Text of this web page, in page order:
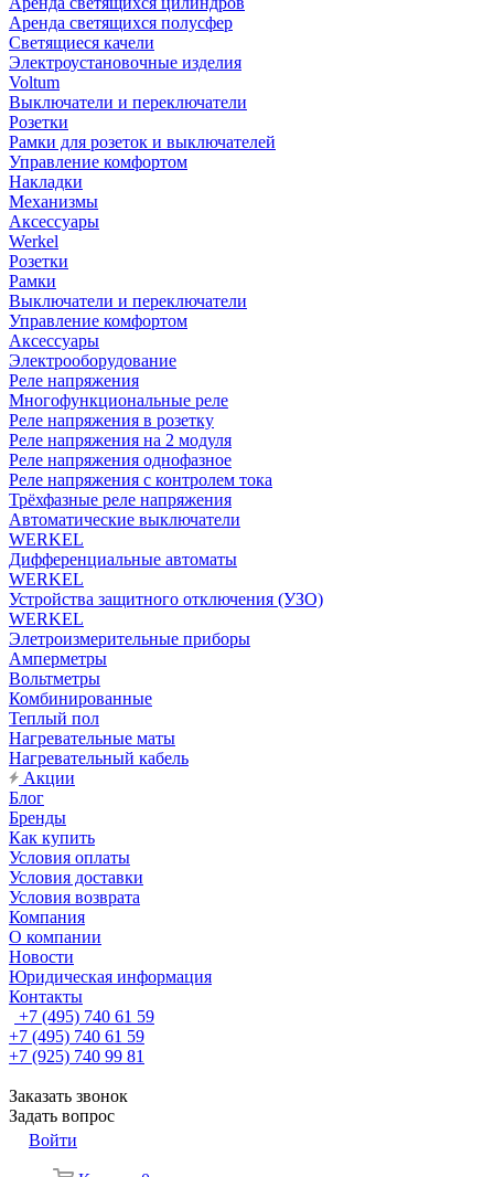
Аренда светящихся полусфер
Светящиеся качели
Электроустановочные изделия
Voltum
Выключатели и переключатели
Розетки
Рамки для розеток и выключателей
Управление комфортом
Накладки
Механизмы
Аксессуары
Werkel
Розетки
Рамки
Выключатели и переключатели
Управление комфортом
Аксессуары
Электрооборудование
Реле напряжения
Многофункциональные реле
Реле напряжения в розетку
Реле напряжения на 2 модуля
Реле напряжения однофазное
Реле напряжения с контролем тока
Трёхфазные реле напряжения
Автоматические выключатели
WERKEL
Дифференциальные автоматы
WERKEL
Устройства защитного отключения (УЗО)
WERKEL
Элетроизмерительные приборы
Амперметры
Вольтметры
Комбинированные
Теплый пол
Нагревательные маты
Нагревательный кабель
Акции
Блог
Бренды
Как купить
Условия оплаты
Условия доставки
Условия возврата
Компания
О компании
Новости
Юридическая информация
Контакты
+7 (495) 740 61 59
+7 (495) 740 61 59
+7 (925) 740 99 81
Заказать звонок
Задать вопрос
Войти